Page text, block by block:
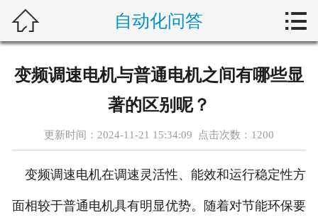
藤仓产品
合作产品
服务案例
 自动化问答 
变频调速电机与普通电机之间有哪些显
著的区别呢？
更新时间：2024-11-21 15:34:09 点击次数： 1200
变频调速电机在调速灵活性、能效和运行稳定性方
面相较于普通电机具有明显优势。随着对节能环保要